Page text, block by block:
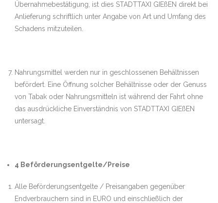
Übernahmebestätigung, ist dies STADTTAXI GIEßEN direkt bei
Anlieferung schriftlich unter Angabe von Art und Umfang des
Schadens mitzuteilen.
Nahrungsmittel werden nur in geschlossenen Behältnissen
befördert. Eine Öffnung solcher Behältnisse oder der Genuss
von Tabak oder Nahrungsmitteln ist während der Fahrt ohne
das ausdrückliche Einverständnis von STADTTAXI GIEßEN
untersagt.
4 Beförderungsentgelte/Preise
Alle Beförderungsentgelte / Preisangaben gegenüber
Endverbrauchern sind in EURO und einschließlich der